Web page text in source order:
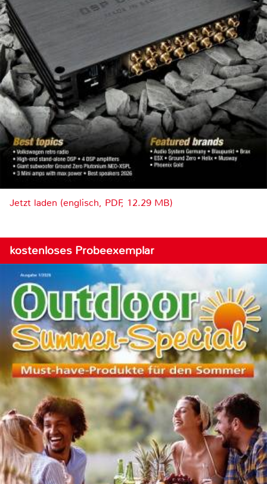
Jetzt laden (englisch, PDF, 12.29 MB)
kostenloses Probeexemplar